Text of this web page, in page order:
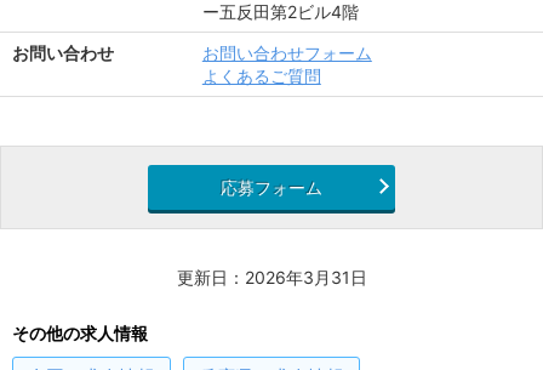
ー五反田第2ビル4階
お問い合わせ
お問い合わせフォーム
よくあるご質問
応募フォーム
更新日：2026年3月31日
その他の求人情報